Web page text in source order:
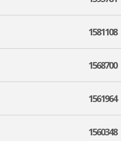
1581108
1568700
1561964
1560348